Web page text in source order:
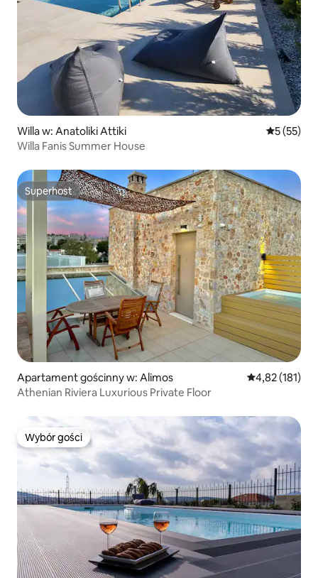
Willa w: Anatoliki Attiki Średnia
5 (55)
Willa Fanis Summer House
Superhost
Superhost
Apartament gościnny w: Alimos Średnia
4,82 (181)
Athenian Riviera Luxurious Private Floor
Wybór gości
Wybór gości